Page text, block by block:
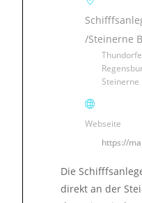
/Steinerne
Steinerne
Webseite
https://
Die
direkt an der